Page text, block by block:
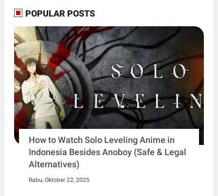
POPULAR POSTS
How to Watch Solo Leveling Anime in
Indonesia Besides Anoboy (Safe & Legal
Alternatives)
Rabu, Oktober 22, 2025